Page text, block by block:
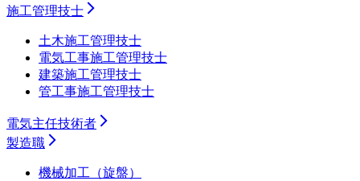
施工管理技士
土木施工管理技士
電気工事施工管理技士
建築施工管理技士
管工事施工管理技士
電気主任技術者
製造職
機械加工（旋盤）